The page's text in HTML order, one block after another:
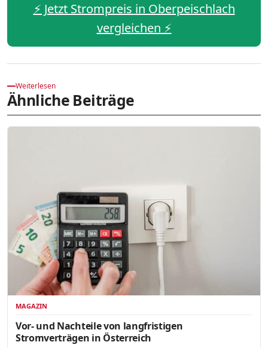
⚡️ Jetzt Strompreis in Oberpeischlach
vergleichen ⚡️
Weiterlesen
Ähnliche Beiträge
MAGAZIN
Vor- und Nachteile von langfristigen
Stromverträgen in Österreich